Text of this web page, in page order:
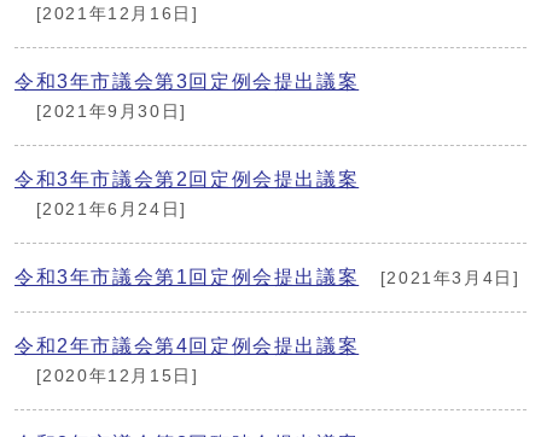
[2021年12月16日]
令和3年市議会第3回定例会提出議案
[2021年9月30日]
令和3年市議会第2回定例会提出議案
[2021年6月24日]
令和3年市議会第1回定例会提出議案 [2021年3月4日]
令和2年市議会第4回定例会提出議案
[2020年12月15日]